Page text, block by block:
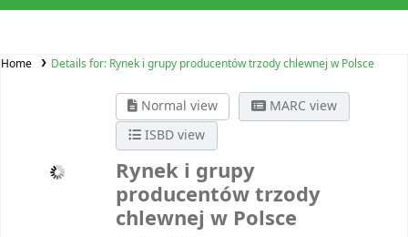
Home Details for: Rynek i grupy producentów trzody chlewnej w Polsce
Normal view
MARC view
ISBD view
Rynek i grupy
producentów trzody
chlewnej w Polsce